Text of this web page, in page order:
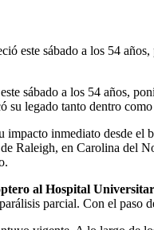
este sábado a los 54
sábado a los 54 años,
su legado tanto dentro
inmediato desde
Raleigh, en Carolina del
al Hospital
parcial. Con el